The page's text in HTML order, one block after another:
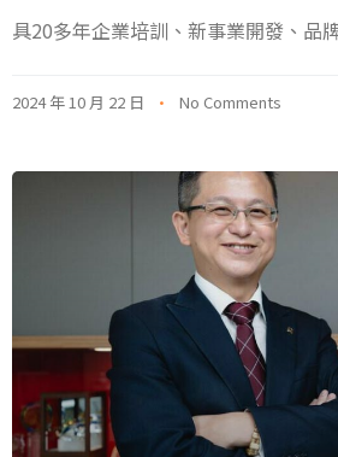
具20多年企業培訓、新事業開發、品
2024 年 10 月 22 日 No Comments